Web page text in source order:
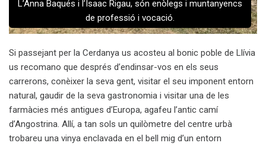
L’Anna Baqués i l’Isaac Rigau, són enòlegs i muntanyencs
de professió i vocació.
Si passejant per la Cerdanya us acosteu al bonic poble de Llívia
us recomano que després d’endinsar-vos en els seus
carrerons, conèixer la seva gent, visitar el seu imponent entorn
natural, gaudir de la seva gastronomia i visitar una de les
farmàcies més antigues d’Europa, agafeu l’antic camí
d’Angostrina. Allí, a tan sols un quilòmetre del centre urbà
trobareu una vinya enclavada en el bell mig d’un entorn